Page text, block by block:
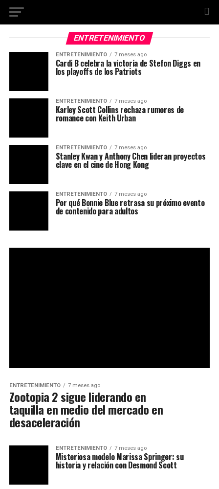
ENTRETENIMIENTO
ENTRETENIMIENTO 7 meses ago
Cardi B celebra la victoria de Stefon Diggs en
los playoffs de los Patriots
ENTRETENIMIENTO 7 meses ago
Karley Scott Collins rechaza rumores de
romance con Keith Urban
ENTRETENIMIENTO 7 meses ago
Stanley Kwan y Anthony Chen lideran proyectos
clave en el cine de Hong Kong
ENTRETENIMIENTO 7 meses ago
Por qué Bonnie Blue retrasa su próximo evento
de contenido para adultos
ENTRETENIMIENTO 7 meses ago
Zootopia 2 sigue liderando en
taquilla en medio del mercado en
desaceleración
ENTRETENIMIENTO 7 meses ago
Misteriosa modelo Marissa Springer: su
historia y relación con Desmond Scott